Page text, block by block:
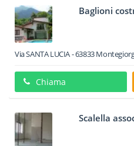
Baglioni
Via SANTA LUCIA-63833
Chiama
Scalella